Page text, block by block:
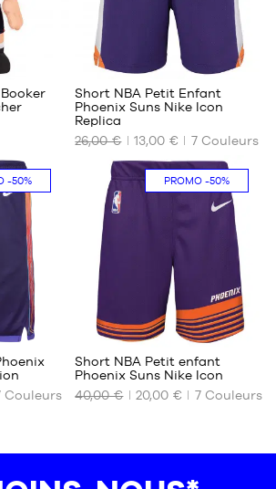
NOS
TAILLES
DISPONIBLES
4-5
ans /
104-
110cm
5-6
ans
110-
116
cm
32
Short NBA Petit Enfant
Phoenix Suns Nike Icon
Replica
26,00 €
13,00 € 7Couleurs
-50%
Couleurs
PROMO-50%
NOS
TAILLES
104-
32
Short NBA Petit enfant
Phoenix Suns Nike Icon
40,00 €
20,00 € 7Couleurs